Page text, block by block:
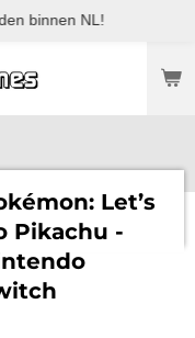
binnen NL!
Let’s
Pikachu -